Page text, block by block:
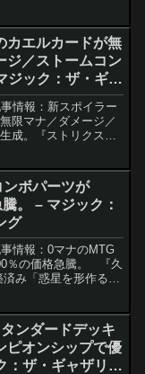
心にはエスパー・ピ
カエルカードが無
ジ／ストームコン
ジック：ザ・ギャ
情報：新スポイラー
限マナ／ダメージ／
成。『ストリクスヘ
イヴンの秘密』で登
ボパーツが
。 – マジック：
グ
事情報：0マナのMTG
％の価格急騰。 『久
み「惑星を形作る
にもおすすめの内容
ンダードデッキ
ピオンシップで優
：ザ・ギャザリン